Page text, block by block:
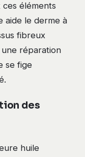
éléments
aide le derme à
fibreux
réparation
se fige
des
huile